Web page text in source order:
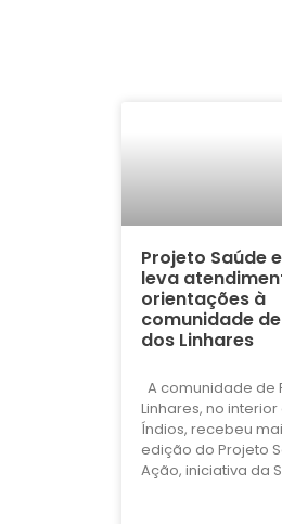
Projeto Saúde
leva
orientações à
comunidade
dos Linhares
A comunidade de
Linhares, no interior
Índios, recebeu
edição do Projeto
Ação, iniciativa da